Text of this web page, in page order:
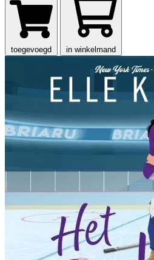
toegevoegd in winkelmand